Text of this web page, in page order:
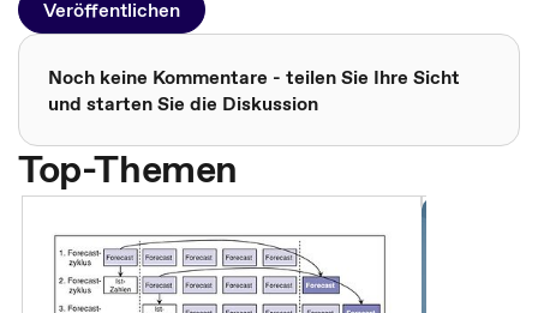
Veröffentlichen
Noch keine Kommentare - teilen Sie Ihre Sicht
und starten Sie die Diskussion
Top-Themen